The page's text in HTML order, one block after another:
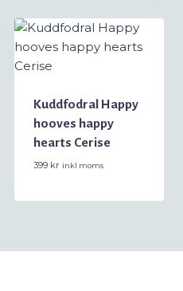
Kuddfodral Happy
hooves happy
hearts Cerise
399 kr inkl moms